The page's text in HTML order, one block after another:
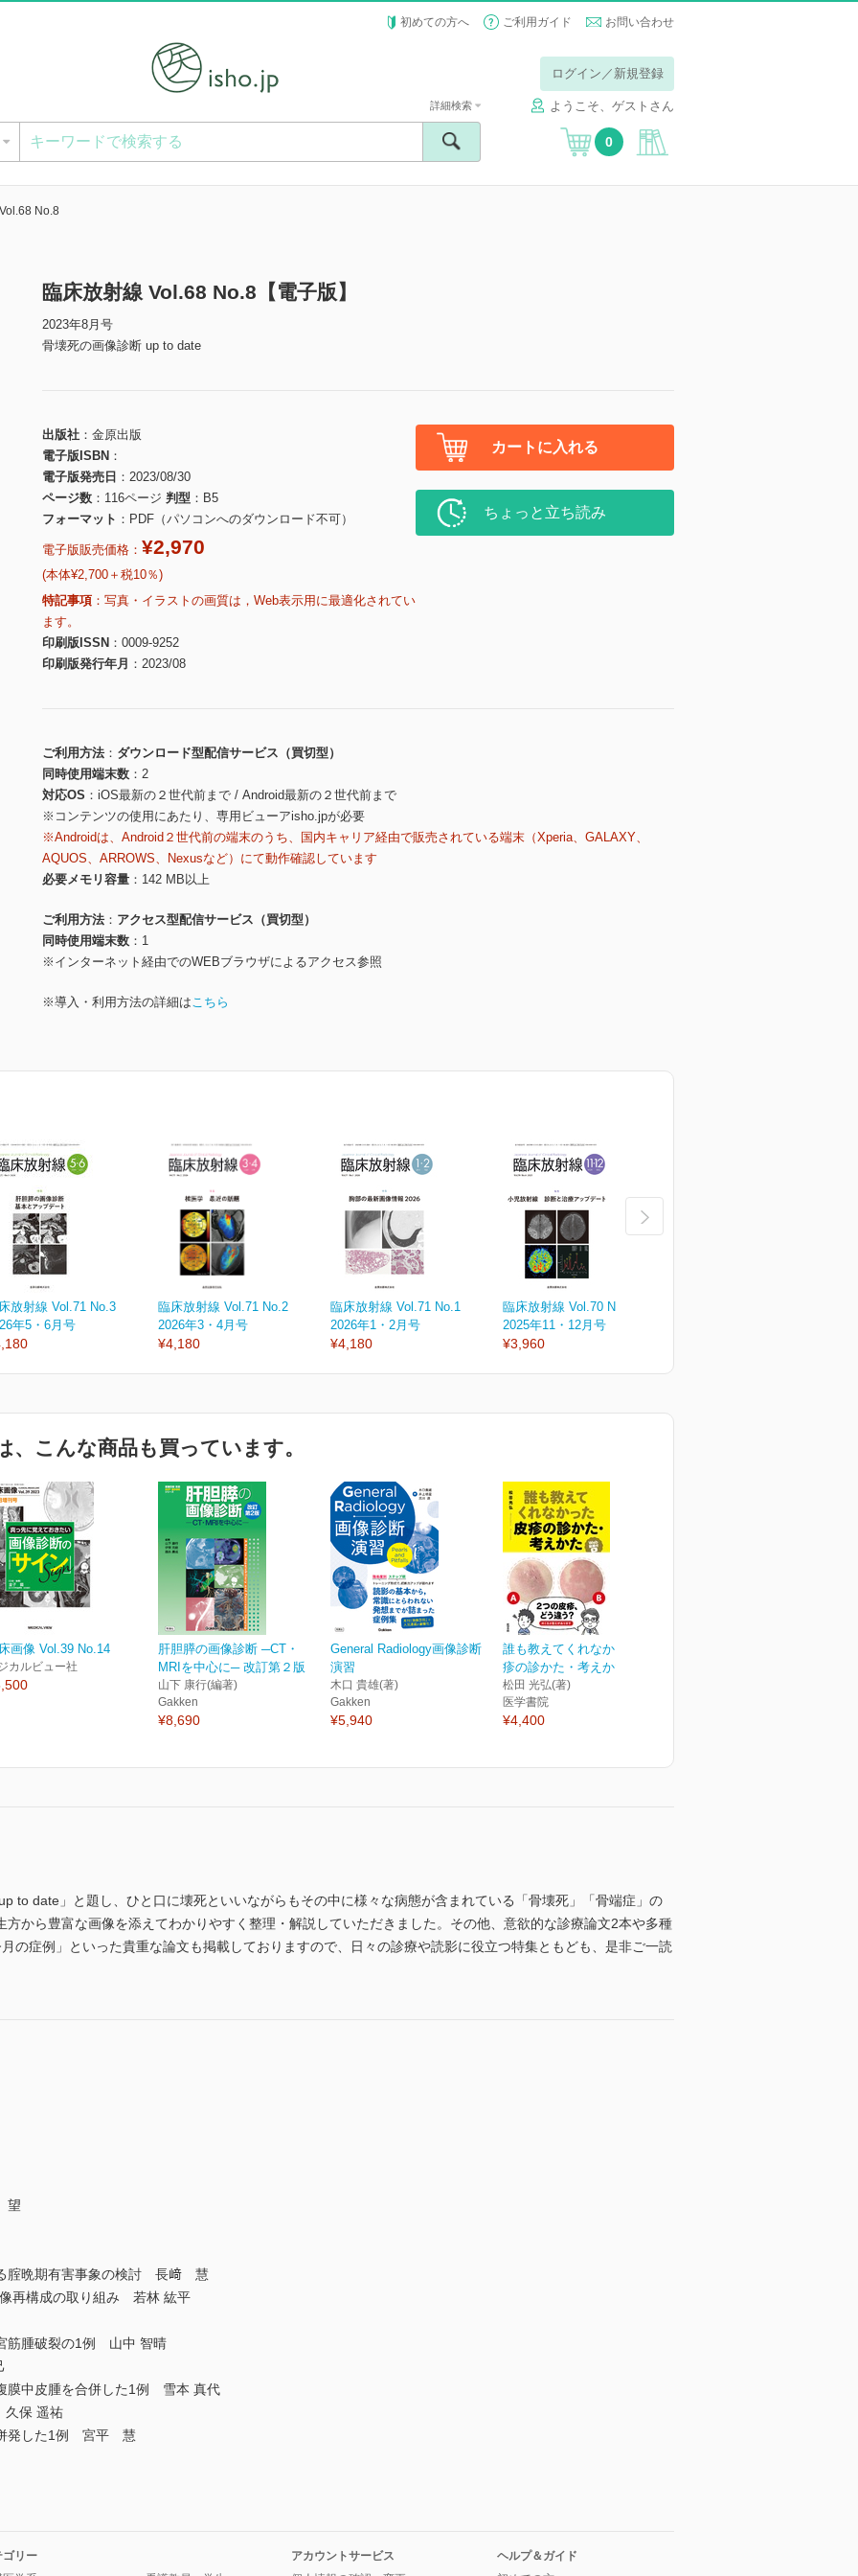
初めての方へ ご利用ガイド お問い合わせ
ログイン／新規登録
ようこそ、ゲストさん
詳細検索
0
No.8
臨床放射線 Vol.68 No.8【電子版】
2023年8月号
骨壊死の画像診断 up to date
出版社
金原出版
電子版ISBN
電子版発売日
2023/08/30
ページ数
116ページ 判型
B5
フォーマット
PDF（パソコンへのダウンロード不可）
電子版販売価格： ¥2,970
(本体¥2,700＋税10％)
特記事項
写真・イラストの画質は，Web表示用に最適化されてい
ます。
印刷版ISSN
0009-9252
印刷版発行年月
2023/08
カートに入れる
ちょっと立ち読み
ご利用方法
ダウンロード型配信サービス（買切型）
同時使用端末数
2
対応OS
iOS最新の２世代前まで / Android最新の２世代前まで
※コンテンツの使用にあたり、専用ビューアisho.jpが必要
※Androidは、Android２世代前の端末のうち、国内キャリア経由で販売されている端末（Xperia、GALAXY、
AQUOS、ARROWS、Nexusなど）にて動作確認しています
必要メモリ容量
142 MB以上
ご利用方法
アクセス型配信サービス（買切型）
同時使用端末数
1
※インターネット経由でのWEBブラウザによるアクセス参照
※導入・利用方法の詳細はこちら
放射線 Vol.71 No.3
年5・6月号
臨床放射線 Vol.71 No.2
2026年3・4月号
¥4,180
臨床放射線 Vol.71 No.1
2026年1・2月号
¥4,180
臨床放射線 Vol.70 No.6
2025年11・12月号
¥3,960
、こんな商品も買っています。
画像 Vol.39 No.14
カルビュー社
肝胆膵の画像診断 ─CT・
MRIを中心に─ 改訂第２版
山下 康行(編著)
Gakken
¥8,690
General Radiology画像診断
演習
木口 貴雄(著)
Gakken
¥5,940
誰も教えてくれなかった皮
疹の診かた・考えかた[W...
松田 光弘(著)
医学書院
¥4,400
to date」と題し、ひと口に壊死といいながらもその中に様々な病態が含まれている「骨壊死」「骨端症」の
方から豊富な画像を添えてわかりやすく整理・解説していただきました。その他、意欲的な診療論文2本や多種
の症例」といった貴重な論文も掲載しておりますので、日々の診療や読影に役立つ特集ともども、是非ご一読
望
腟晩期有害事象の検討 長﨑 慧
再構成の取り組み 若林 紘平
筋腫破裂の1例 山中 智晴
膜中皮腫を合併した1例 雪本 真代
久保 遥祐
併発した1例 宮平 慧
ゴリー
アカウントサービス
ヘルプ＆ガイド